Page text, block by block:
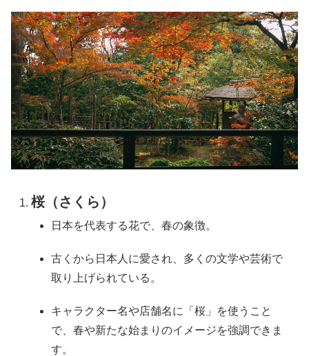
桜（さくら）
日本を代表する花で、春の象徴。
古くから日本人に愛され、多くの文学や芸術で
取り上げられている。
キャラクター名や店舗名に「桜」を使うこと
で、春や新たな始まりのイメージを強調できま
す。